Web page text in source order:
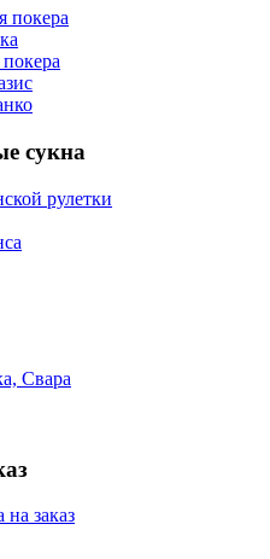
покера
сукна
рулетки
Свара
заказ